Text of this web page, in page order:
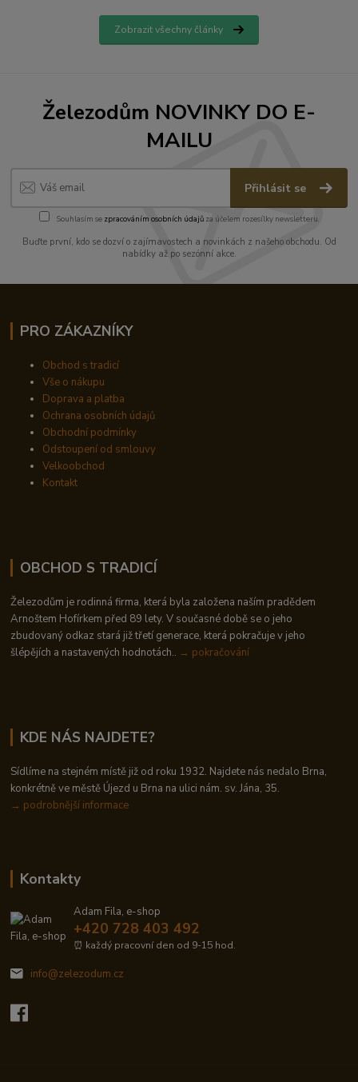
Zobrazit všechny články
Železodům NOVINKY DO E-
MAILU
Přihlásit se
Souhlasím se zpracováním osobních údajůza účelem rozesílky newsletteru.
Buďte první, kdo se dozví o zajímavostech a novinkách z našeho obchodu. Od
nabídky až po sezónní akce.
PRO ZÁKAZNÍKY
Obchod s tradicí
Vše o nákupu
Doprava a platba
Ochrana osobních údajů
Obchodní podmínky
Odstoupení od smlouvy
Velkoobchod
Kontakt
OBCHOD S TRADICÍ
Železodům je rodinná firma, která byla založena naším pradědem
Arnoštem Hofírkem před 89 lety. V současné době se o jeho
zbudovaný odkaz stará již třetí generace, která pokračuje v jeho
šlépějích a nastavených hodnotách.. → pokračování
KDE NÁS NAJDETE?
Sídlíme na stejném místě již od roku 1932. Najdete nás nedalo Brna,
konkrétně ve městě Újezd u Brna na ulici nám. sv. Jána, 35.
→ podrobnější informace
Kontakty
Adam Fila, e-shop
+420 728 403 492
⏰ každý pracovní den od 9-15 hod.
info@zelezodum.cz